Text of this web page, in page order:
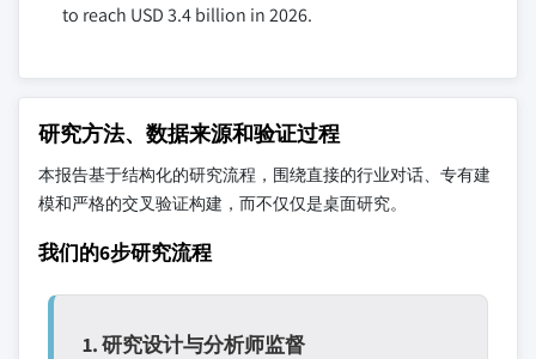
to reach USD 3.4 billion in 2026.
研究方法、数据来源和验证过程
本报告基于结构化的研究流程，围绕直接的行业对话、专有建
模和严格的交叉验证构建，而不仅仅是桌面研究。
我们的6步研究流程
1. 研究设计与分析师监督